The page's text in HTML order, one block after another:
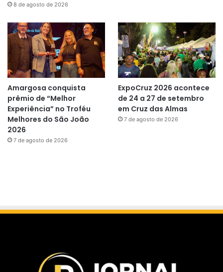
8 de agosto de 2026
Amargosa conquista
prêmio de “Melhor
Experiência” no Troféu
Melhores do São João
2026
7 de agosto de 2026
ExpoCruz 2026 acontece
de 24 a 27 de setembro
em Cruz das Almas
7 de agosto de 2026